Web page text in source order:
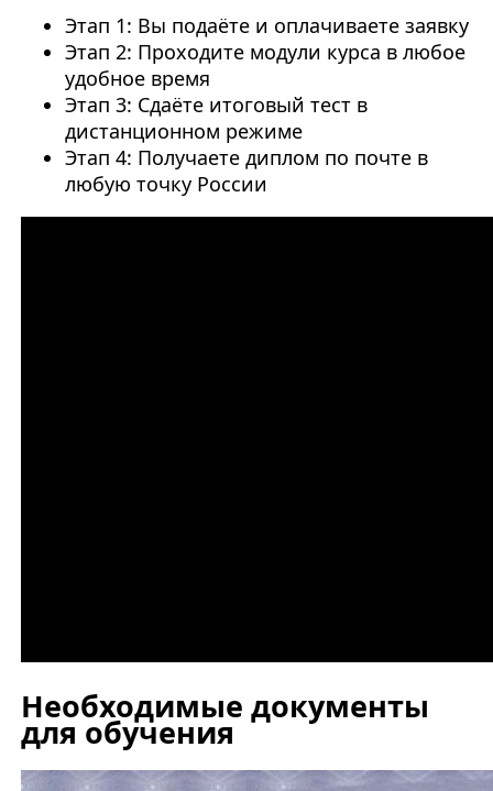
Этап 1: Вы подаёте и оплачиваете заявку
Этап 2: Проходите модули курса в любое
удобное время
Этап 3: Сдаёте итоговый тест в
дистанционном режиме
Этап 4: Получаете диплом по почте в
любую точку России
Необходимые документы
для обучения